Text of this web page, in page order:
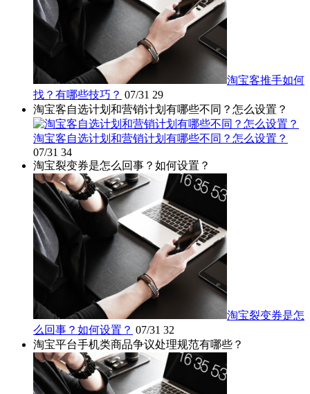
淘宝客推手如何
找？有哪些技巧？ 07/31 29
淘宝客自选计划和营销计划有哪些不同？怎么设置？
淘宝客自选计划和营销计划有哪些不同？怎么设置？
07/31 34
淘宝裂变券是怎么回事？如何设置？
淘宝裂变券是怎
么回事？如何设置？ 07/31 32
淘宝平台手机类商品争议处理规范有哪些？